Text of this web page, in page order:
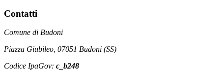
Contatti
Comune di Budoni
Piazza Giubileo, 07051 Budoni (SS)
Codice IpaGov: c_b248